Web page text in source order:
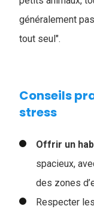
généralement
tout seul".
Conseils
stress
Offrir un
spacieux,
des zones
Respecter les